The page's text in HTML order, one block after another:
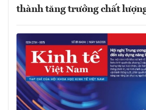
thành tăng trưởng chất